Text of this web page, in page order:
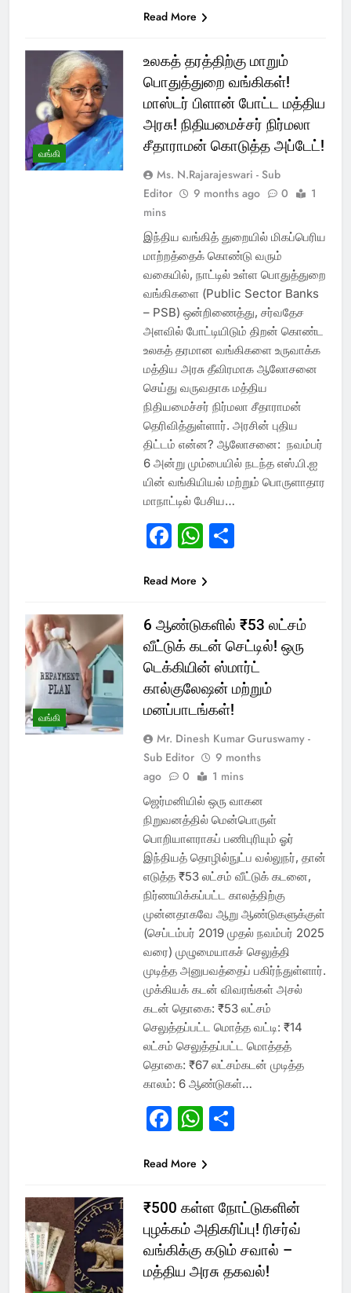
Read More
வங்கி
உலகத் தரத்திற்கு மாறும்
பொதுத்துறை வங்கிகள்!
மாஸ்டர் பிளான் போட்ட மத்திய
அரசு! நிதியமைச்சர் நிர்மலா
சீதாராமன் கொடுத்த அப்டேட்!
Ms. N.Rajarajeswari - Sub
Editor
9 months ago 0
1
mins
இந்திய வங்கித் துறையில் மிகப்பெரிய
மாற்றத்தைக் கொண்டு வரும்
வகையில், நாட்டில் உள்ள பொதுத்துறை
வங்கிகளை (Public Sector Banks
– PSB) ஒன்றிணைத்து, சர்வதேச
அளவில் போட்டியிடும் திறன் கொண்ட
உலகத் தரமான வங்கிகளை உருவாக்க
மத்திய அரசு தீவிரமாக ஆலோசனை
செய்து வருவதாக மத்திய
நிதியமைச்சர் நிர்மலா சீதாராமன்
தெரிவித்துள்ளார். அரசின் புதிய
திட்டம் என்ன? ஆலோசனை: நவம்பர்
6 அன்று மும்பையில் நடந்த எஸ்.பி.ஐ
யின் வங்கியியல் மற்றும் பொருளாதார
மாநாட்டில் பேசிய‌…
Facebook
WhatsApp
Share
Read More
வங்கி
6 ஆண்டுகளில் ₹53 லட்சம்
வீட்டுக் கடன் செட்டில்! ஒரு
டெக்கியின் ஸ்மார்ட்
கால்குலேஷன் மற்றும்
மனப்பாடங்கள்!
Mr. Dinesh Kumar Guruswamy -
Sub Editor
9 months
ago
0 1 mins
ஜெர்மனியில் ஒரு வாகன
நிறுவனத்தில் மென்பொருள்
பொறியாளராகப் பணிபுரியும் ஓர்
இந்தியத் தொழில்நுட்ப வல்லுநர், தான்
எடுத்த ₹53 லட்சம் வீட்டுக் கடனை,
நிர்ணயிக்கப்பட்ட காலத்திற்கு
முன்னதாகவே ஆறு ஆண்டுகளுக்குள்
(செப்டம்பர் 2019 முதல் நவம்பர் 2025
வரை) முழுமையாகச் செலுத்தி
முடித்த அனுபவத்தைப் பகிர்ந்துள்ளார்.
முக்கியக் கடன் விவரங்கள் அசல்
கடன் தொகை: ₹53 லட்சம்
செலுத்தப்பட்ட மொத்த வட்டி: ₹14
லட்சம் செலுத்தப்பட்ட மொத்தத்
தொகை: ₹67 லட்சம்கடன் முடித்த
காலம்: 6 ஆண்டுகள்…
Facebook
WhatsApp
Share
Read More
₹500 கள்ள நோட்டுகளின்
புழக்கம் அதிகரிப்பு! ரிசர்வ்
வங்கிக்கு கடும் சவால் –
மத்திய அரசு தகவல்!